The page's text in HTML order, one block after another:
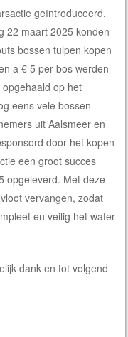
geïntroduceerd,
22 maart 2025 konden
bossen tulpen kopen
a € 5 per bos werden
op het
eens vele bossen
uit Aalsmeer en
door het kopen
een groot succes
opgeleverd. Met deze
vervangen, zodat
en veilig het water
dank en tot volgend